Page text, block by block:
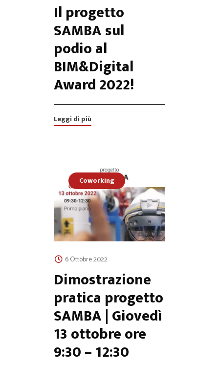
Il progetto
SAMBA sul
podio al
BIM&Digital
Award 2022!
Leggi di più
Coworking
6 Ottobre 2022
Dimostrazione
pratica progetto
SAMBA | Giovedì
13 ottobre ore
9:30 – 12:30